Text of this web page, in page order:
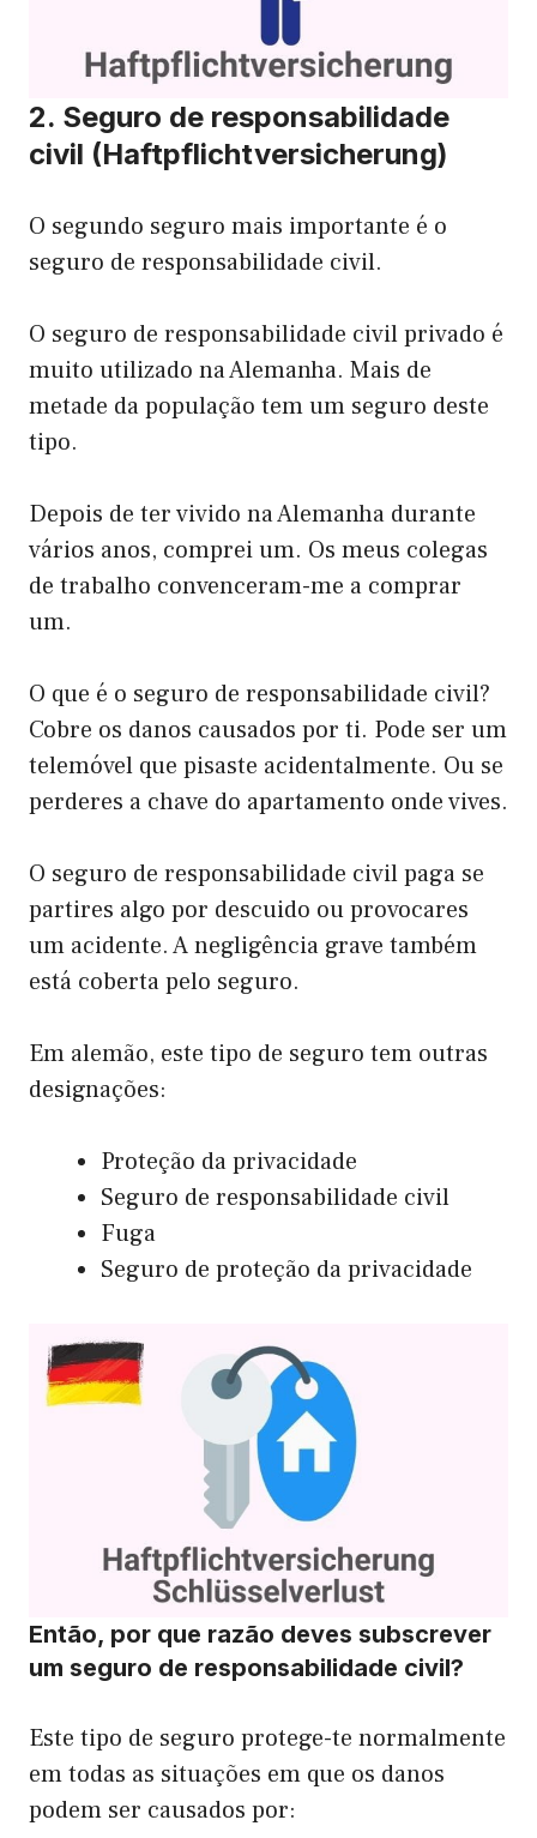
2. Seguro de responsabilidade
civil (Haftpflichtversicherung)
O segundo seguro mais importante é o
seguro de responsabilidade civil.
O seguro de responsabilidade civil privado é
muito utilizado na Alemanha. Mais de
metade da população tem um seguro deste
tipo.
Depois de ter vivido na Alemanha durante
vários anos, comprei um. Os meus colegas
de trabalho convenceram-me a comprar
um.
O que é o seguro de responsabilidade civil?
Cobre os danos causados por ti. Pode ser um
telemóvel que pisaste acidentalmente. Ou se
perderes a chave do apartamento onde vives.
O seguro de responsabilidade civil paga se
partires algo por descuido ou provocares
um acidente. A negligência grave também
está coberta pelo seguro.
Em alemão, este tipo de seguro tem outras
designações:
Proteção da privacidade
Seguro de responsabilidade civil
Fuga
Seguro de proteção da privacidade
Então, por que razão deves subscrever
um seguro de responsabilidade civil?
Este tipo de seguro protege-te normalmente
em todas as situações em que os danos
podem ser causados por: